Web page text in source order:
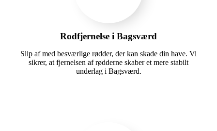
Rodfjernelse i Bagsværd
Slip af med besværlige rødder, der kan skade din have. Vi
sikrer, at fjernelsen af rødderne skaber et mere stabilt
underlag i Bagsværd.